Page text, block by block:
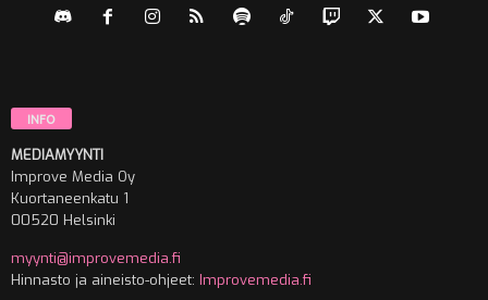
INFO
MEDIAMYYNTI
Improve Media Oy
Kuortaneenkatu 1
00520 Helsinki
myynti@improvemedia.fi
Hinnasto ja aineisto-ohjeet: Improvemedia.fi